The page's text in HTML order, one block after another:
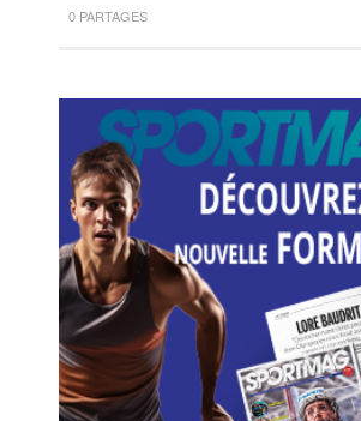
0 PARTAGES